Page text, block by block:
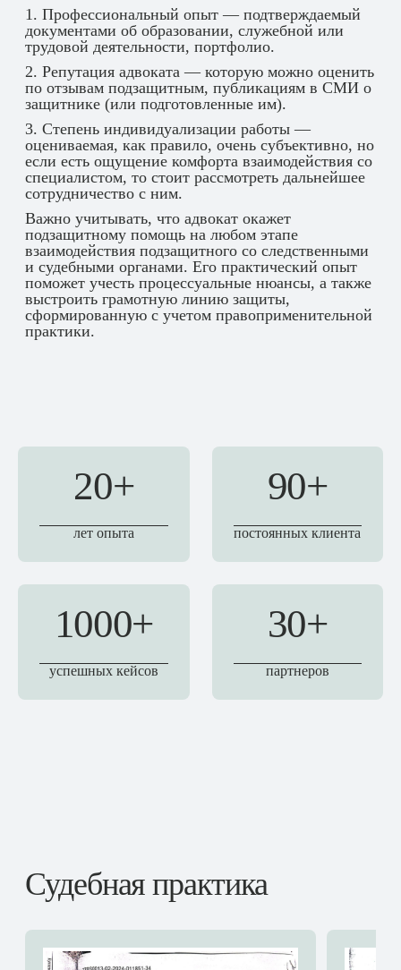
1. Профессиональный опыт — подтверждаемый
документами об образовании, служебной или
трудовой деятельности, портфолио.
2. Репутация адвоката — которую можно оценить
по отзывам подзащитным, публикациям в СМИ о
защитнике (или подготовленные им).
3. Степень индивидуализации работы —
оцениваемая, как правило, очень субъективно, но
если есть ощущение комфорта взаимодействия со
специалистом, то стоит рассмотреть дальнейшее
сотрудничество с ним.
Важно учитывать, что адвокат окажет
подзащитному помощь на любом этапе
взаимодействия подзащитного со следственными
и судебными органами. Его практический опыт
поможет учесть процессуальные нюансы, а также
выстроить грамотную линию защиты,
сформированную с учетом правоприменительной
практики.
20+
лет опыта
90+
постоянных клиента
1000+
успешных кейсов
30+
партнеров
Судебная практика